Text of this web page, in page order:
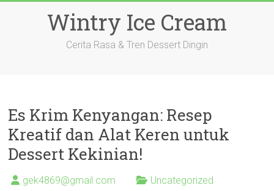
Wintry Ice Cream
Cerita Rasa & Tren Dessert Dingin
Es Krim Kenyangan: Resep
Kreatif dan Alat Keren untuk
Dessert Kekinian!
gek4869@gmail.com Uncategorized